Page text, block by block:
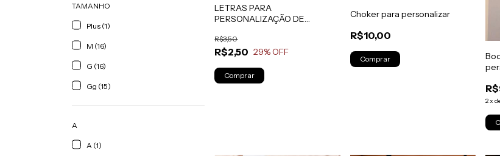
TAMANHO
Plus (1)
M (16)
G (16)
Gg (15)
A
A (1)
LETRAS PARA
PERSONALIZAÇÃO DE
R$2,50
R$3,50
29% OFF
Comprar
Choker para personalizar
R$10,00
Comprar
2x